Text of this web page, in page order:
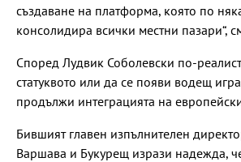
създаване на платформа, която по
консолидира всички местни пазари“,
Според Лудвик Соболевски по-
статуквото или да се появи водещ
продължи интеграцията на
Бившият главен изпълнителен
Варшава и Букурещ изрази надежда,